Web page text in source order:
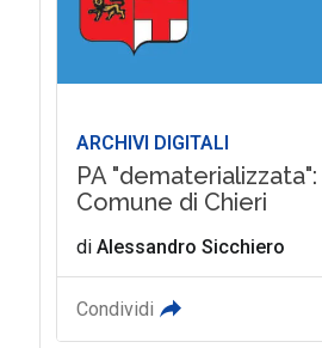
ARCHIVI DIGITALI
PA
Comune di Chieri
di Alessandro Sicchiero
Condividi